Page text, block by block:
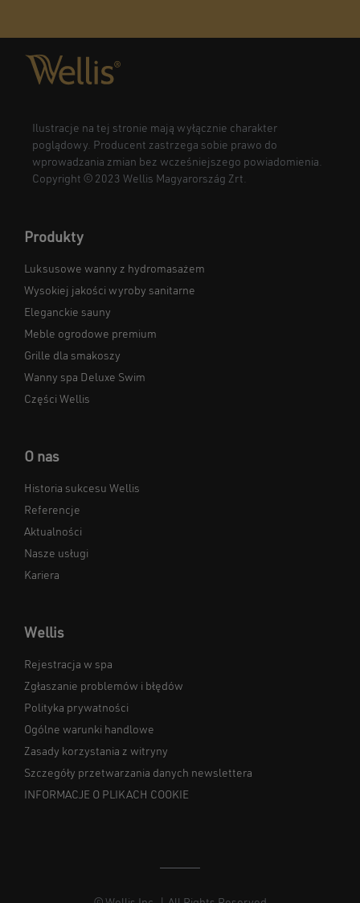
Ilustracje na tej stronie mają wyłącznie charakter
poglądowy. Producent zastrzega sobie prawo do
wprowadzania zmian bez wcześniejszego powiadomienia.
Copyright © 2023 Wellis Magyarország Zrt.
Produkty
Luksusowe wanny z hydromasażem
Wysokiej jakości wyroby sanitarne
Eleganckie sauny
Meble ogrodowe premium
Grille dla smakoszy
Wanny spa Deluxe Swim
Części Wellis
O nas
Historia sukcesu Wellis
Referencje
Aktualności
Nasze usługi
Kariera
Wellis
Rejestracja w spa
Zgłaszanie problemów i błędów
Polityka prywatności
Ogólne warunki handlowe
Zasady korzystania z witryny
Szczegóły przetwarzania danych newslettera
INFORMACJE O PLIKACH COOKIE